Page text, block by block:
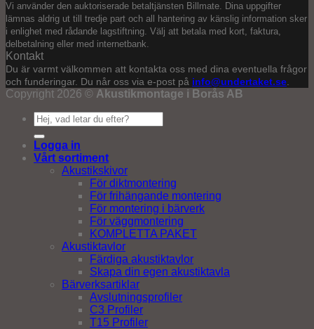
Vi använder den auktoriserade betaltjänsten Billmate. Dina uppgifter
lämnas aldrig ut till tredje part och all hantering av känslig information sker
i enlighet med rådande lagstiftning. Välj att betala med kort, faktura,
delbetalning eller med internetbank.
Kontakt
Du är varmt välkommen att kontakta oss med dina eventuella frågor
och funderingar. Du når oss via e-post på info@undertaket.se.
Copyright 2026 © Akustikmontage i Borås AB
Sök
efter:
Logga in
Vårt sortiment
Akustikskivor
För diktmontering
För frihängande montering
För montering i bärverk
För väggmontering
KOMPLETTA PAKET
Akustiktavlor
Färdiga akustiktavlor
Skapa din egen akustiktavla
Bärverksartiklar
Avslutningsprofiler
C3 Profiler
T15 Profiler